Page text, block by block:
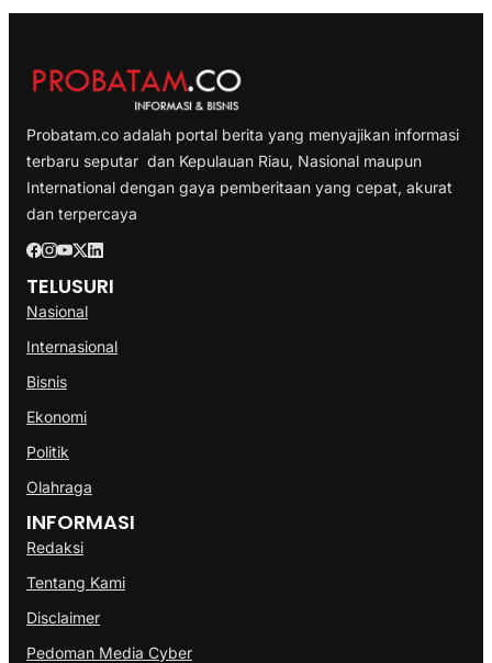
Probatam.co adalah portal berita yang menyajikan informasi
terbaru seputar dan Kepulauan Riau, Nasional maupun
International dengan gaya pemberitaan yang cepat, akurat
dan terpercaya
TELUSURI
Nasional
Internasional
Bisnis
Ekonomi
Politik
Olahraga
INFORMASI
Redaksi
Tentang Kami
Disclaimer
Pedoman Media Cyber